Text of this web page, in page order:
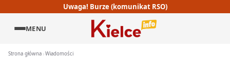
Uwaga! Burze (komunikat RSO)
MENU
Strona główna Wiadomości